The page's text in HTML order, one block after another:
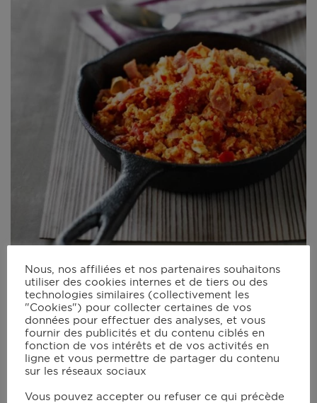
Piperade
45 mins
Nous, nos affiliées et nos partenaires souhaitons
utiliser des cookies internes et de tiers ou des
technologies similaires (collectivement les
"Cookies") pour collecter certaines de vos
données pour effectuer des analyses, et vous
fournir des publicités et du contenu ciblés en
fonction de vos intérêts et de vos activités en
ligne et vous permettre de partager du contenu
sur les réseaux sociaux
Vous pouvez accepter ou refuser ce qui précède